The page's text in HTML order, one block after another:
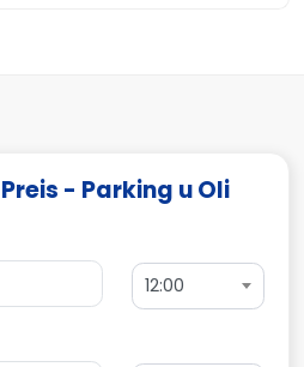
- Parking u Oli
12:00